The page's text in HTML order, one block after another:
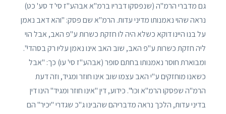
גם מדברי הרמ"ה (שנפסקו דבריו ברמ"א אבהע"ז סי' ד סע' כט)
נראה שהוי נאמנותו מדיני עדות. הרמ"א שם פסק: "והא דאב נאמן
על בנו היינו דוקא כשלא היה לו חזקת כשרות ע"פ האב, אבל הוי
ליה חזקת כשרות ע"פ האב, שוב האב אינו נאמן עליו רק בסהדי".
ומבוארת חוסר נאמנותו בחתם סופר (אבהע"ז סי' עו) כך: "אבל
כשאנו מוחזקים ע"י האב עצמו שוב אינו חוזר ומגיד, וזה דעת
הרמ"ה שפסקו הרמ"א וכו'". כידוע, דין "אינו חוזר ומגיד" הינו דין
בדיני עדות, הלכך נראה מדבריהם שהבינו ג"כ שגדרי "יכיר" הם